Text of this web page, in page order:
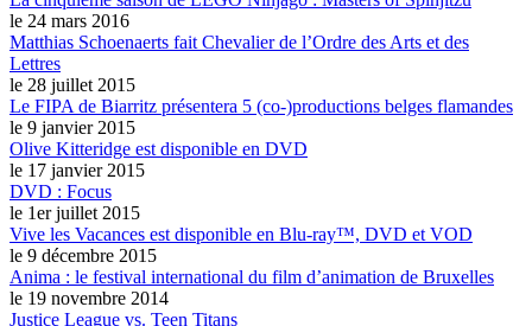
le 24 mars 2016
Matthias Schoenaerts fait Chevalier de l’Ordre des Arts et des
Lettres
le 28 juillet 2015
Le FIPA de Biarritz présentera 5 (co-)productions belges flamandes
le 9 janvier 2015
Olive Kitteridge est disponible en DVD
le 17 janvier 2015
DVD : Focus
le 1er juillet 2015
Vive les Vacances est disponible en Blu-ray™, DVD et VOD
le 9 décembre 2015
Anima : le festival international du film d’animation de Bruxelles
le 19 novembre 2014
Justice League vs. Teen Titans